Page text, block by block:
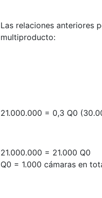
Las relaciones anteriores
multiproducto:
21.000.000 = 0,3 Q0
21.000.000 = 21.000 Q0
Q0 = 1.000 cámaras en